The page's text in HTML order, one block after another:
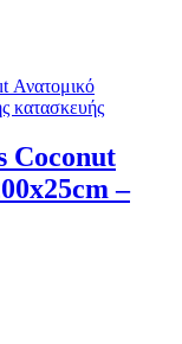
Coconut
–